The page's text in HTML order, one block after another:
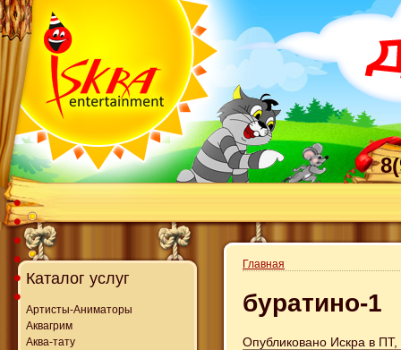
Каталог услуг
Артисты-Аниматоры
Аквагрим
Аква-тату
Главная
буратино-1
Опубликовано Искра в